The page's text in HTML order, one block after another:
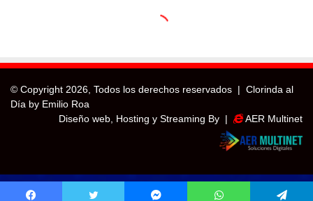
© Copyright 2026, Todos los derechos reservados | Clorinda al
Día by Emilio Roa
Diseño web, Hosting y Streaming By |
AER Multinet